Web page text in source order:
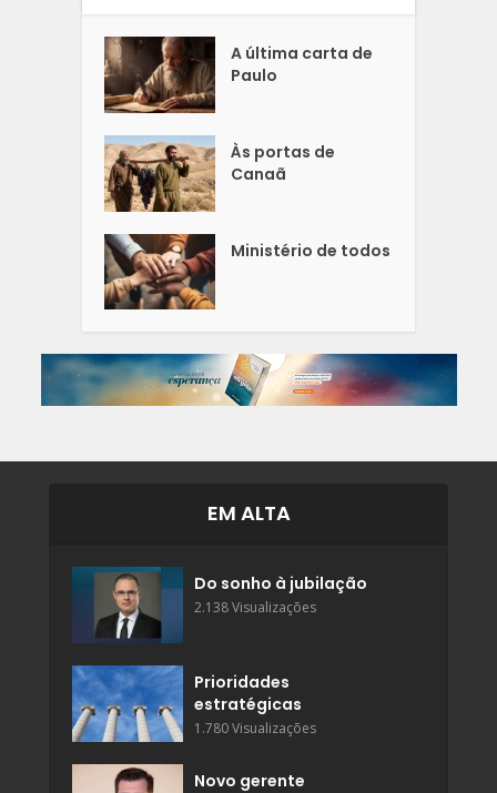
A última carta de
Paulo
Às portas de
Canaã
Ministério de todos
EM ALTA
Do sonho à jubilação
2.138 Visualizações
Prioridades
estratégicas
1.780 Visualizações
Novo gerente